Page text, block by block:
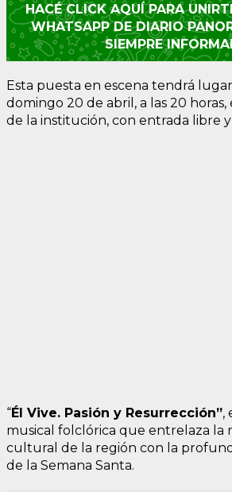
HACÉ CLICK AQUÍ PARA
WHATSAPP DE DIARIO
SIEMPRE
Esta puesta en escena tendrá
domingo 20 de abril, a las 20 horas,
de la institución, con entrada libre
“Él Vive. Pasión y Resurrección”,
musical folclórica que entrelaza la
cultural de la región con la
de la Semana Santa.